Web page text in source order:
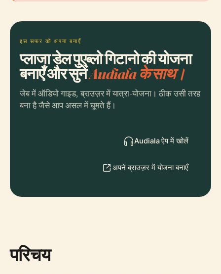
इस सफर को अपना बनाएँ
प्लाजा डेल पुएब्लो गिटानो की योजना
बनाएँ और सुनेंAudiala के साथ।
जेब में ऑडियो गाइड, ब्राउज़र में यात्रा-योजना। ठीक उसी तरह
बना है जैसे आप असल में घूमते हैं।
Audiala ऐप में खोलें
अपने ब्राउज़र में योजना बनाएँ
परिचय